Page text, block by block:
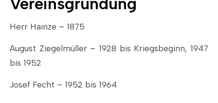
Herr Hainze – 1875
August Ziegelmüller – 1928 bis Kriegsbeginn, 1947
bis 1952
Josef Fecht – 1952 bis 1964